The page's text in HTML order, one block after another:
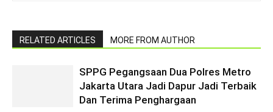
RELATED ARTICLES MORE FROM AUTHOR
SPPG Pegangsaan Dua Polres Metro
Jakarta Utara Jadi Dapur Jadi Terbaik
Dan Terima Penghargaan